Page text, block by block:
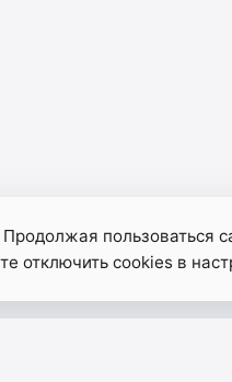
пользоваться
отключить cookies в